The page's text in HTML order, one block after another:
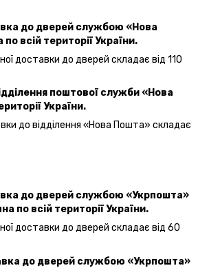
до дверей службою «Нова
всій території України.
доставки до дверей складає від 110
поштової служби «Нова
України.
до відділення «Нова Пошта» складає
до дверей службою «Укрпошта»
по всій території України.
доставки до дверей складає від 60
до дверей службою «Укрпошта»